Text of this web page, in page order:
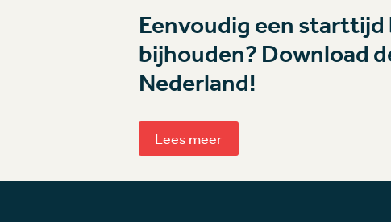
Eenvoudig een starttijd
bijhouden? Download
Nederland!
Lees meer